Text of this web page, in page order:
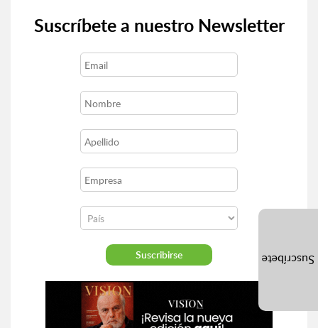
Suscríbete a nuestro Newsletter
Suscríbete